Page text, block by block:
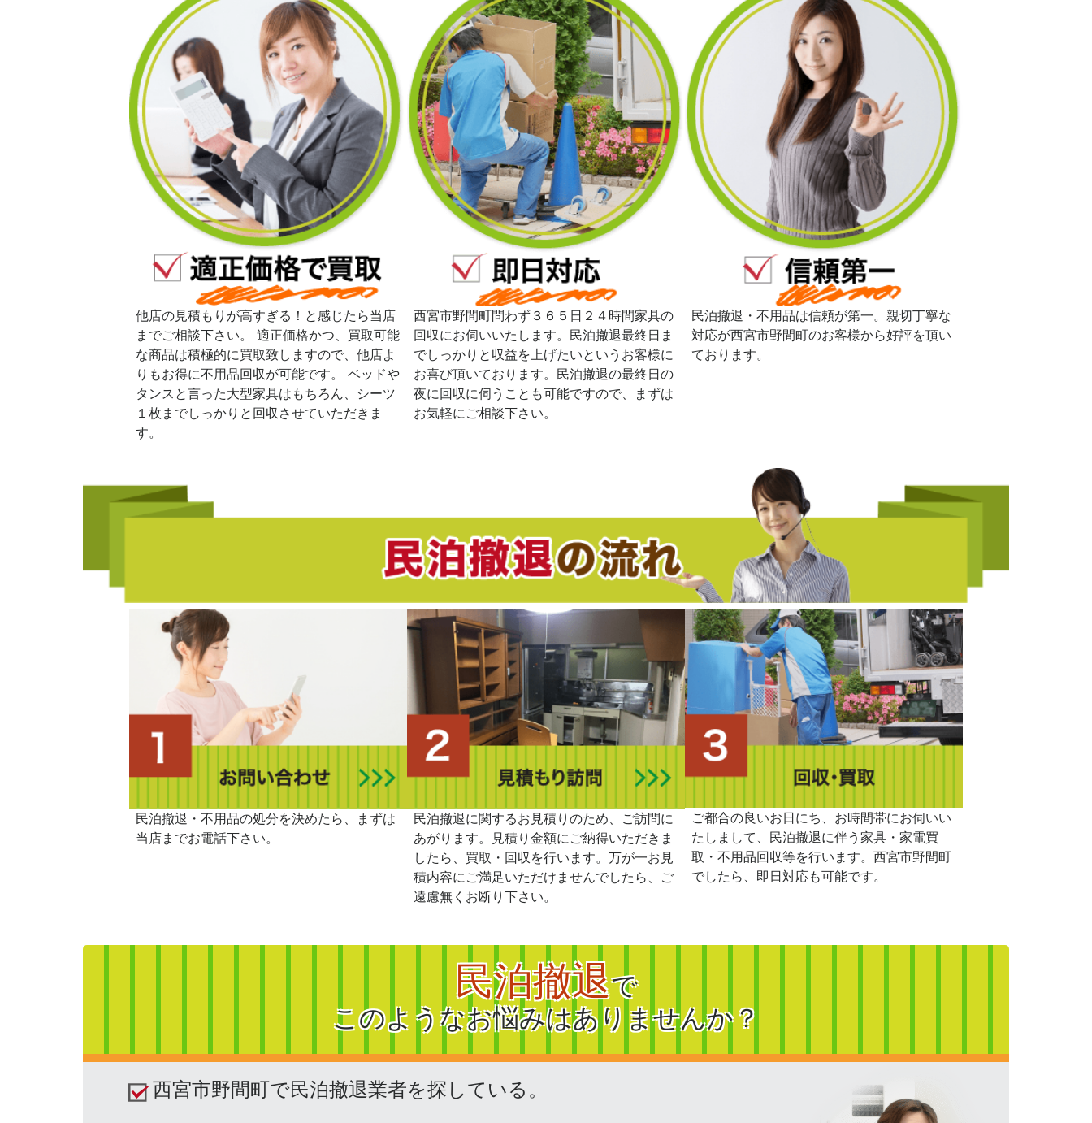
他店の見積もりが高すぎる！と感じたら当店
までご相談下さい。 適正価格かつ、買取可能
な商品は積極的に買取致しますので、他店よ
りもお得に不用品回収が可能です。 ベッドや
タンスと言った大型家具はもちろん、シーツ
１枚までしっかりと回収させていただきま
す。
西宮市野間町問わず３６５日２４時間家具の
回収にお伺いいたします。民泊撤退最終日ま
でしっかりと収益を上げたいというお客様に
お喜び頂いております。民泊撤退の最終日の
夜に回収に伺うことも可能ですので、まずは
お気軽にご相談下さい。
民泊撤退・不用品は信頼が第一。親切丁寧な
対応が西宮市野間町のお客様から好評を頂い
ております。
民泊撤退・不用品の処分を決めたら、まずは
当店までお電話下さい。
民泊撤退に関するお見積りのため、ご訪問に
あがります。見積り金額にご納得いただきま
したら、買取・回収を行います。万が一お見
積内容にご満足いただけませんでしたら、ご
遠慮無くお断り下さい。
ご都合の良いお日にち、お時間帯にお伺いい
たしまして、民泊撤退に伴う家具・家電買
取・不用品回収等を行います。西宮市野間町
でしたら、即日対応も可能です。
民泊撤退で
このようなお悩みはありませんか？
西宮市野間町で民泊撤退業者を探している。